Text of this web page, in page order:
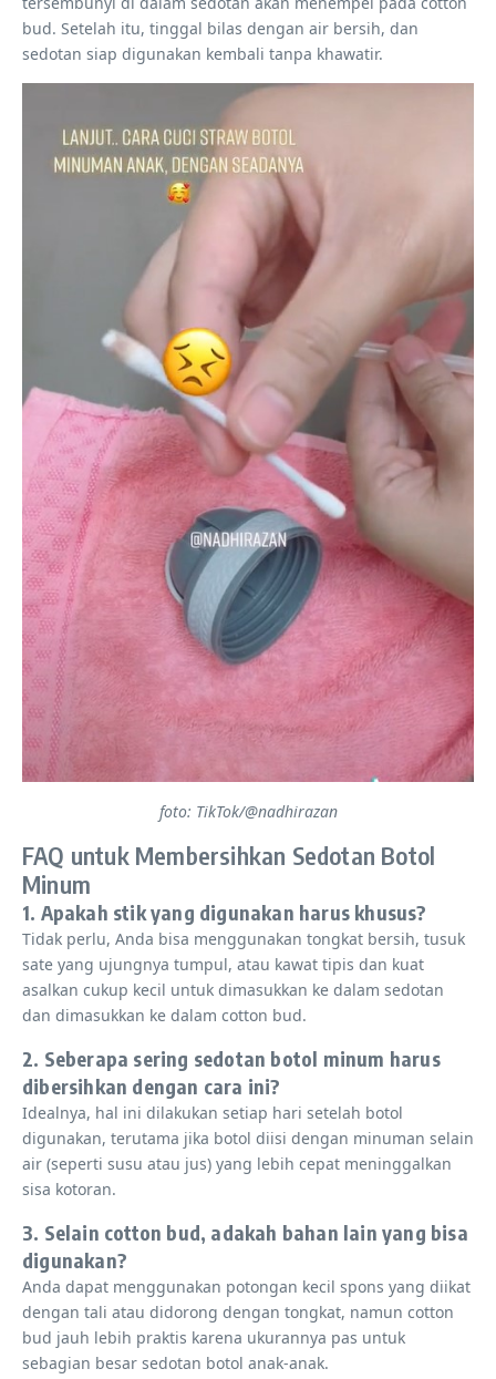
bud. Setelah itu, tinggal bilas dengan air bersih, dan
sedotan siap digunakan kembali tanpa khawatir.
foto: TikTok/@nadhirazan
FAQ untuk Membersihkan Sedotan Botol
Minum
1. Apakah stik yang digunakan harus khusus?
Tidak perlu, Anda bisa menggunakan tongkat bersih, tusuk
sate yang ujungnya tumpul, atau kawat tipis dan kuat
asalkan cukup kecil untuk dimasukkan ke dalam sedotan
dan dimasukkan ke dalam cotton bud.
2. Seberapa sering sedotan botol minum harus
dibersihkan dengan cara ini?
Idealnya, hal ini dilakukan setiap hari setelah botol
digunakan, terutama jika botol diisi dengan minuman selain
air (seperti susu atau jus) yang lebih cepat meninggalkan
sisa kotoran.
3. Selain cotton bud, adakah bahan lain yang bisa
digunakan?
Anda dapat menggunakan potongan kecil spons yang diikat
dengan tali atau didorong dengan tongkat, namun cotton
bud jauh lebih praktis karena ukurannya pas untuk
sebagian besar sedotan botol anak-anak.